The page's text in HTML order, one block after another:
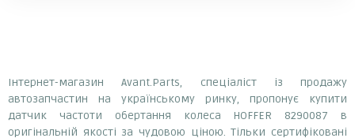
Інтернет-магазин Avant.Parts, спеціаліст із продажу
автозапчастин на українському ринку, пропонує купити
датчик частоти обертання колеса HOFFER 8290087 в
оригінальній якості за чудовою ціною. Тільки сертифіковані